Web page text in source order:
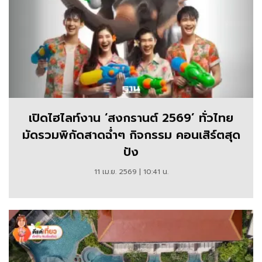
เปิดไฮไลท์งาน ‘สงกรานต์ 2569’ ทั่วไทย
มัดรวมพิกัดสาดฉ่ำๆ กิจกรรม คอนเสิร์ตสุด
ปัง
11 เม.ย. 2569 | 10:41 น.